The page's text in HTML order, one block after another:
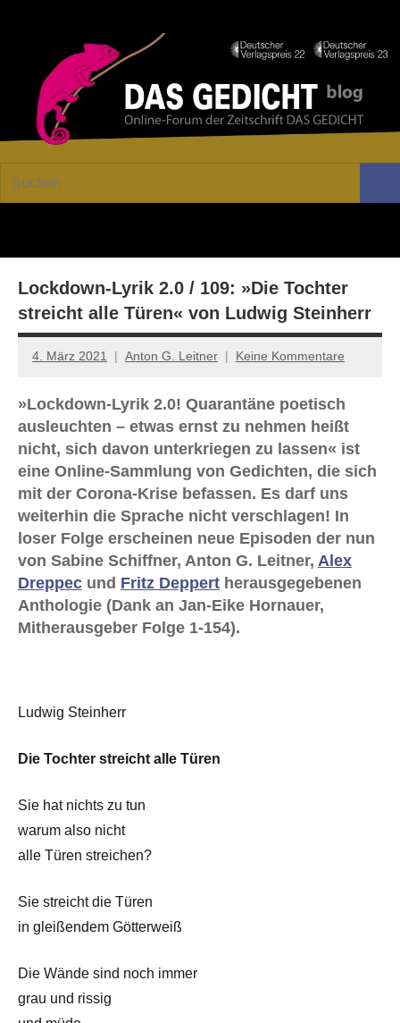
GEDICHT
Forum
von
Lyrik,
Essay
Suchen
Lockdown-Lyrik 2.0 / 109: »Die Tochter
streicht alle Türen« von Ludwig Steinherr
4. März 2021 Anton G. Leitner Keine Kommentare
»Lockdown-Lyrik 2.0! Quarantäne poetisch
ausleuchten – etwas ernst zu nehmen heißt
nicht, sich davon unterkriegen zu lassen« ist
eine Online-Sammlung von Gedichten, die sich
mit der Corona-Krise befassen. Es darf uns
weiterhin die Sprache nicht verschlagen! In
loser Folge erscheinen neue Episoden der nun
von Sabine Schiffner, Anton G. Leitner, Alex
Dreppec und Fritz Deppert herausgegebenen
Anthologie (Dank an Jan-Eike Hornauer,
Mitherausgeber Folge 1-154).
Ludwig Steinherr
Die Tochter streicht alle Türen
Sie hat nichts zu tun
warum also nicht
alle Türen streichen?
Sie streicht die Türen
in gleißendem Götterweiß
Die Wände sind noch immer
grau und rissig